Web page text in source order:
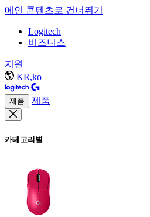
메인 콘텐츠로 건너뛰기
Logitech
비즈니스
지원
KR,ko
제품 제품
카테고리별